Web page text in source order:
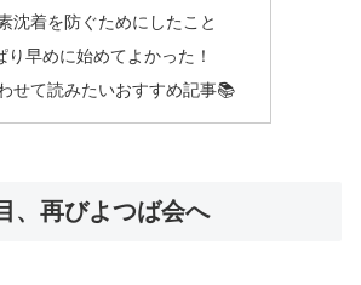
沈着を防ぐためにしたこと
り早めに始めてよかった！
せて読みたいおすすめ記事📚
、再びよつば会へ